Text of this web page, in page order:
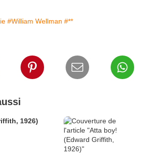
#William Wellman #**
1926)